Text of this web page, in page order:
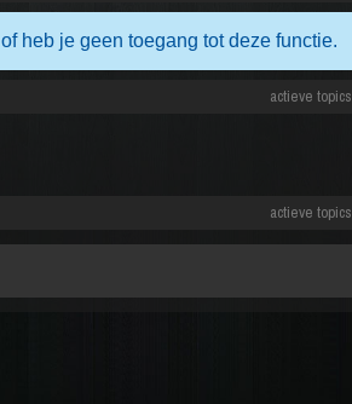
of heb je geen toegang tot deze functie.
actieve topics
actieve topics